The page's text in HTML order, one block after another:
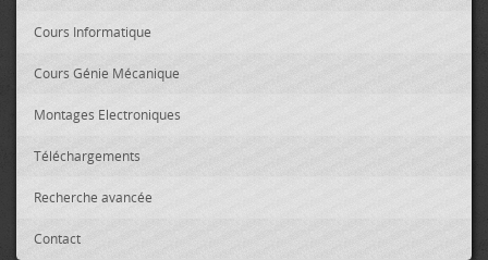
Cours Informatique
Cours Génie Mécanique
Montages Electroniques
Téléchargements
Recherche avancée
Contact